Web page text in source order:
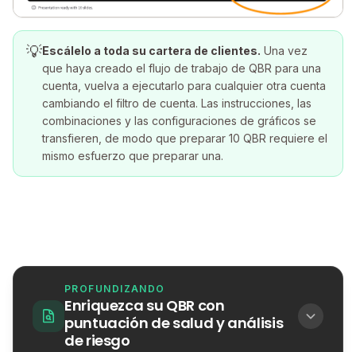
💡Escálelo a toda su cartera de clientes. Una vez
que haya creado el flujo de trabajo de QBR para una
cuenta, vuelva a ejecutarlo para cualquier otra cuenta
cambiando el filtro de cuenta. Las instrucciones, las
combinaciones y las configuraciones de gráficos se
transfieren, de modo que preparar 10 QBR requiere el
mismo esfuerzo que preparar una.
PROFUNDIZANDO
Enriquezca su QBR con
puntuación de salud y análisis
de riesgo